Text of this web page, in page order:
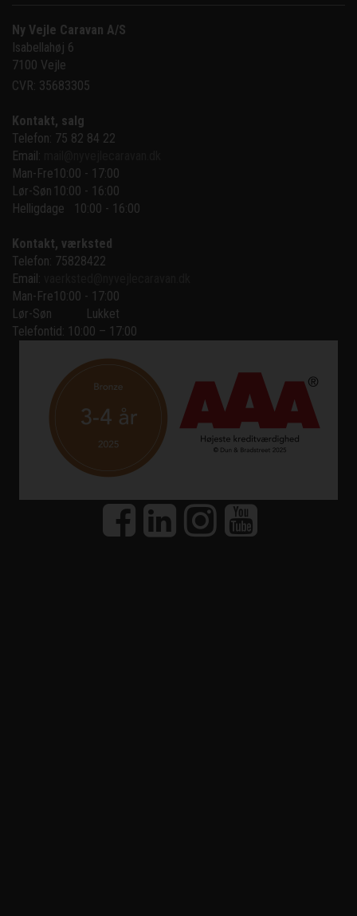
Ny Vejle Caravan A/S
Isabellahøj 6
7100 Vejle
CVR: 35683305
Kontakt, salg
Telefon: 75 82 84 22
Email:
Man-Fre10:00 - 17:00
Lør-Søn 10:00 - 16:00
Helligdage   10:00 - 16:00
Kontakt, værksted
Telefon: 75828422
Email:
Man-Fre10:00 - 17:00
Lør-Søn
Lukket
Telefontid: 10:00 – 17:00